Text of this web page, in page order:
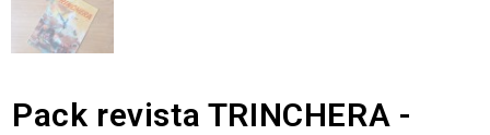
Pack revista TRINCHERA -